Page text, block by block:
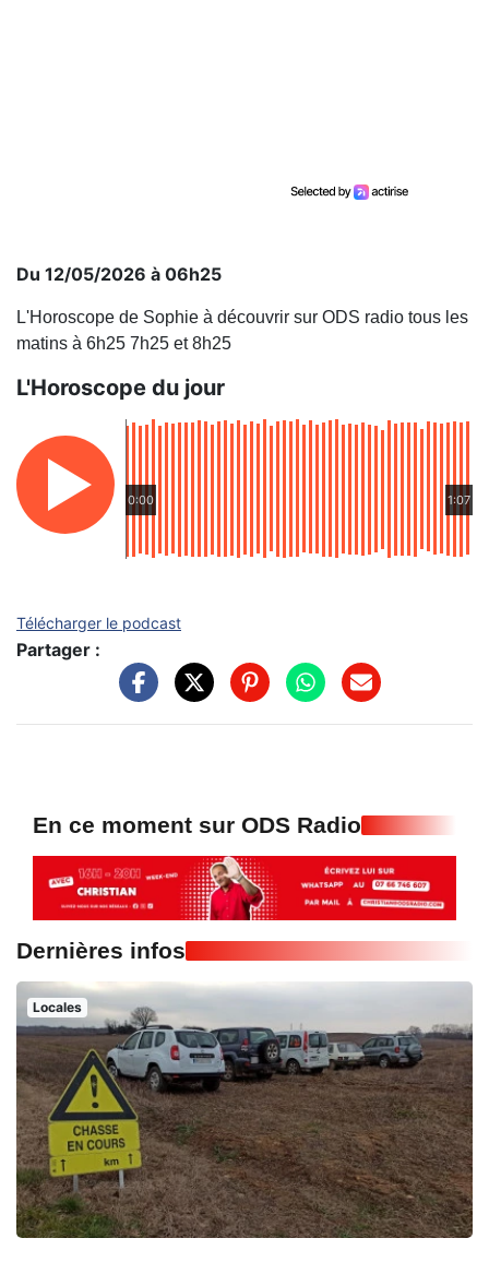
Du 12/05/2026 à 06h25
L'Horoscope de Sophie à découvrir sur ODS radio tous les
matins à 6h25 7h25 et 8h25
L'Horoscope du jour
0:00 1:07
Télécharger le podcast
Partager :
En ce moment sur ODS Radio
Dernières infos
Locales